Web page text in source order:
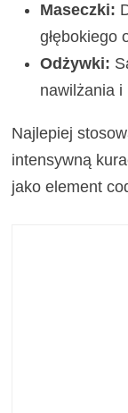
Maseczki:
głębokiego
Odżywki:
nawilżania i
Najlepiej
intensywną
jako element